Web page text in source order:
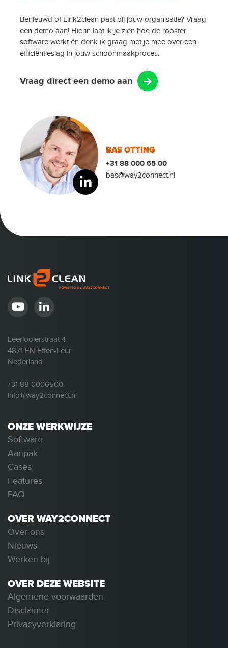
Benieuwd of Link2clean past bij jouw organisatie? Vraag
een demo aan! Hierin laat ik je zien hoe de rooster
software werkt én denk ik graag met je mee over een
efficiëntieslag in jouw schoonmaakproces.
Vraag direct een demo aan
BAS OTTING
+31 88 000 65 00
bas@way2connect.nl
Leerlooierstraat 4
4871 EN Etten-Leur
Nederland
+31 88 0006500
info@way2connect.nl
ONZE WERKWIJZE
Software
Aanpak
Cases
Features
FAQ
OVER WAY2CONNECT
Over ons
Nieuws
Werken bij
OVER DEZE WEBSITE
Algemene voorwaarden
Disclaimer
Privacyverklaring